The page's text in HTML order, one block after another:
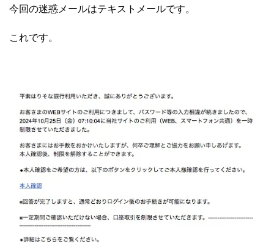
今回の迷惑メールはテキストメールです。
これです。